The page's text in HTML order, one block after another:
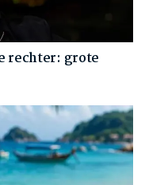
rechter: grote